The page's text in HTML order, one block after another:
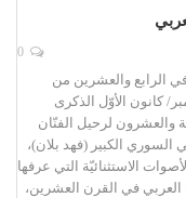
الرابع والعشرين من
كانون الأوّل الذكرى
والعشرون لرحيل الفنّان
السوري الكبير (فهد بلان)،
الاستثنائيّة التي عرفها
العربي في القرن العشرين،